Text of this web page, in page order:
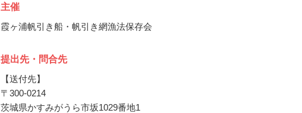
主催
霞ヶ浦帆引き船・帆引き網漁法保存会
提出先・問合先
【送付先】
〒300-0214
茨城県かすみがうら市坂1029番地1